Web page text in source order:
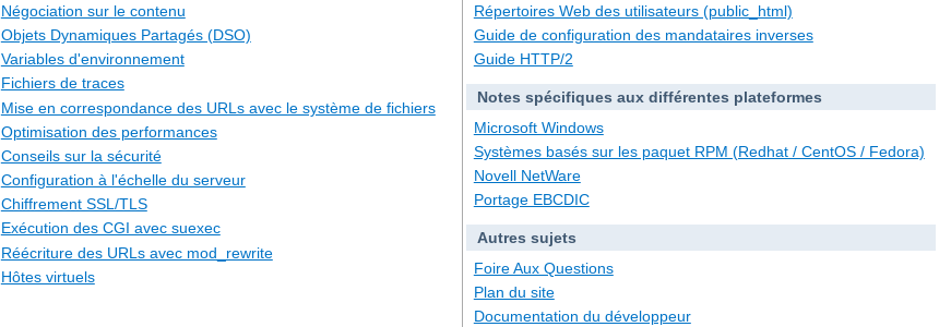
Négociation sur le contenu
Objets Dynamiques Partagés (DSO)
Variables d'environnement
Fichiers de traces
Mise en correspondance des URLs avec le système de fichiers
Optimisation des performances
Conseils sur la sécurité
Configuration à l'échelle du serveur
Chiffrement SSL/TLS
Exécution des CGI avec suexec
Réécriture des URLs avec mod_rewrite
Hôtes virtuels
Répertoires Web des utilisateurs (public_html)
Guide de configuration des mandataires inverses
Guide HTTP/2
Notes spécifiques aux différentes plateformes
Microsoft Windows
Systèmes basés sur les paquet RPM (Redhat / CentOS / Fedora)
Novell NetWare
Portage EBCDIC
Autres sujets
Foire Aux Questions
Plan du site
Documentation du développeur